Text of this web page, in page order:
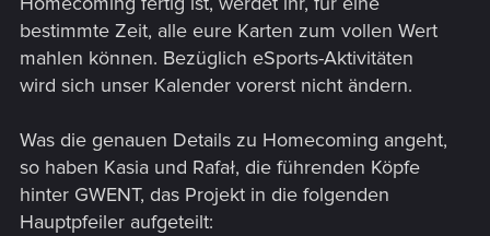
bestimmte Zeit, alle eure Karten zum vollen Wert
mahlen können. Bezüglich eSports-Aktivitäten
wird sich unser Kalender vorerst nicht ändern.
Was die genauen Details zu Homecoming angeht,
so haben Kasia und Rafał, die führenden Köpfe
hinter GWENT, das Projekt in die folgenden
Hauptpfeiler aufgeteilt: